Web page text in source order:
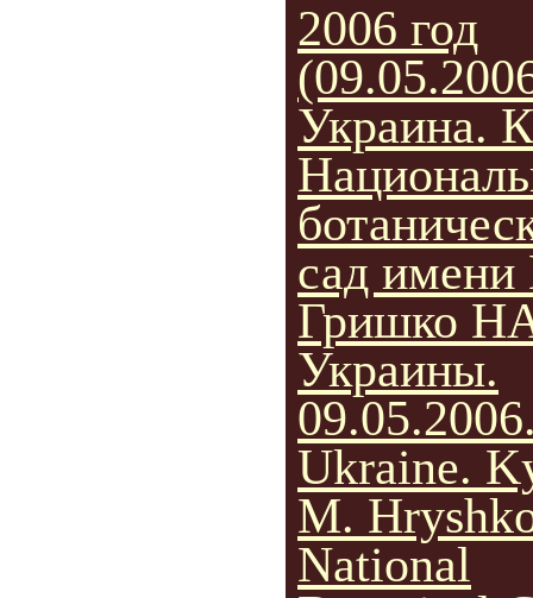
2006 год
Украина.
сад
Гришко
Украины.
Ukraine.
M.
National